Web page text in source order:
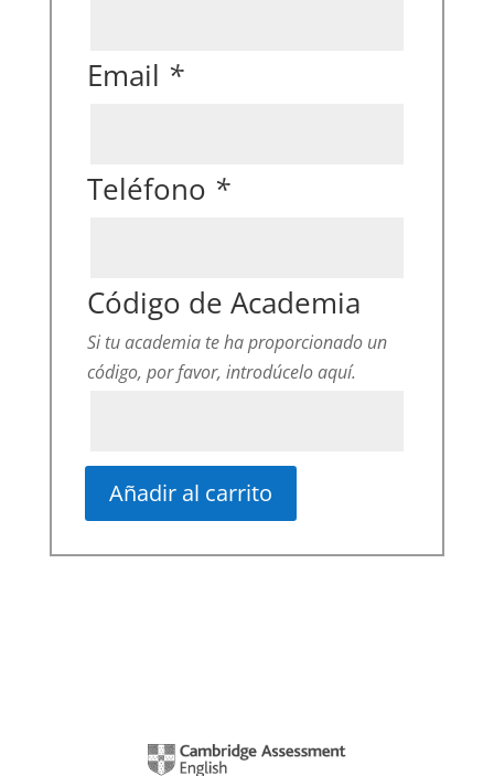
Email *
Teléfono *
Código de Academia
Si tu academia te ha proporcionado un
código, por favor, introdúcelo aquí.
Añadir al carrito